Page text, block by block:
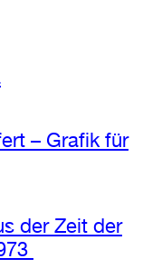
– Grafik für
der Zeit der